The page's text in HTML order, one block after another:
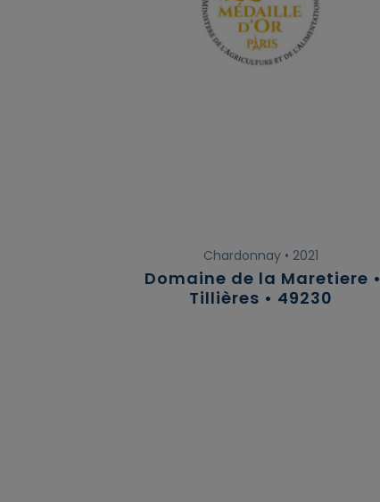
Chardonnay • 2021
Domaine de la Maretiere •
Tillières • 49230